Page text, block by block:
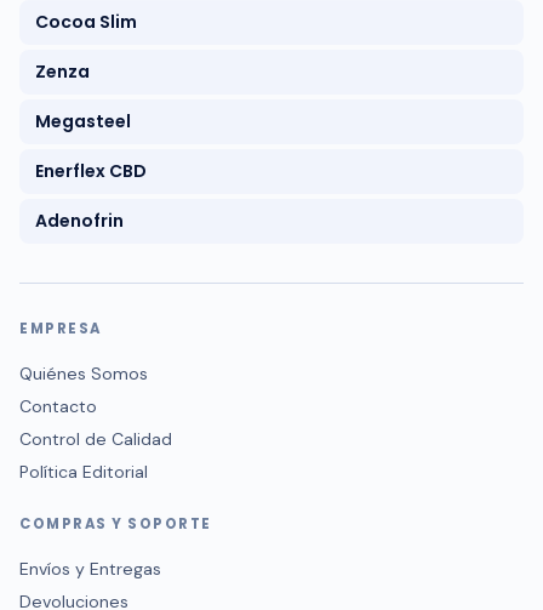
Cocoa Slim
Zenza
Megasteel
Enerflex CBD
Adenofrin
EMPRESA
Quiénes Somos
Contacto
Control de Calidad
Política Editorial
COMPRAS Y SOPORTE
Envíos y Entregas
Devoluciones